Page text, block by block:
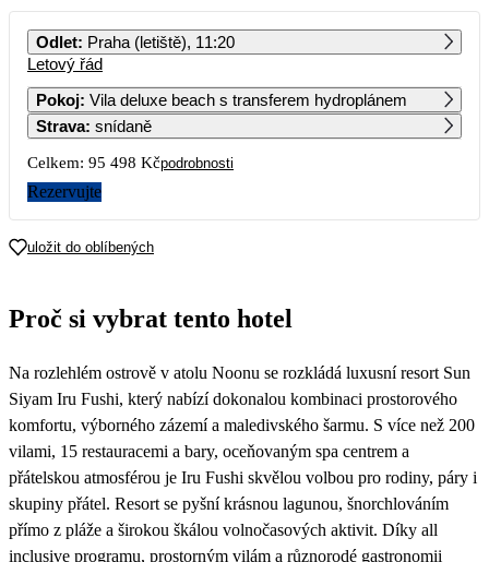
PO ÚT ST ČT PÁ SO NE
67 909 47 749 47 749 71 719 48 969
7 8
14
59 319
21
50 509
22
61 729
54 839 63 799 52 079
Odlet: Praha (letiště), 11:20
Letový řád
Pokoj:
Vila deluxe beach s transferem hydroplánem
Strava: snídaně
Celkem: 95 498 Kčpodrobnosti
Rezervujte
uložit do oblíbených
Proč si vybrat tento hotel
Na rozlehlém ostrově v atolu Noonu se rozkládá luxusní resort Sun
Siyam Iru Fushi, který nabízí dokonalou kombinaci prostorového
komfortu, výborného zázemí a maledivského šarmu. S více než 200
vilami, 15 restauracemi a bary, oceňovaným spa centrem a
přátelskou atmosférou je Iru Fushi skvělou volbou pro rodiny, páry i
skupiny přátel. Resort se pyšní krásnou lagunou, šnorchlováním
přímo z pláže a širokou škálou volnočasových aktivit. Díky all
inclusive programu, prostorným vilám a různorodé gastronomii